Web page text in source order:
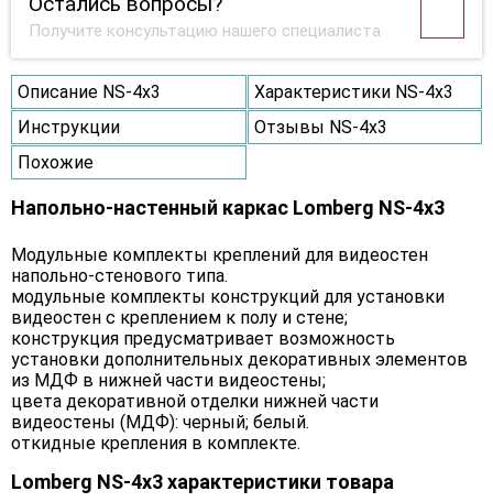
Получите консультацию нашего специалиста
Описание NS-4х3
Характеристики NS-4х3
Инструкции
Отзывы NS-4х3
Похожие
Напольно-настенный каркас Lomberg NS-4х3
Модульные комплекты креплений для видеостен
напольно-стенового типа.
модульные комплекты конструкций для установки
видеостен с креплением к полу и стене;
конструкция предусматривает возможность
установки дополнительных декоративных элементов
из МДФ в нижней части видеостены;
цвета декоративной отделки нижней части
видеостены (МДФ): черный; белый.
откидные крепления в комплекте.
Lomberg NS-4х3 характеристики товара